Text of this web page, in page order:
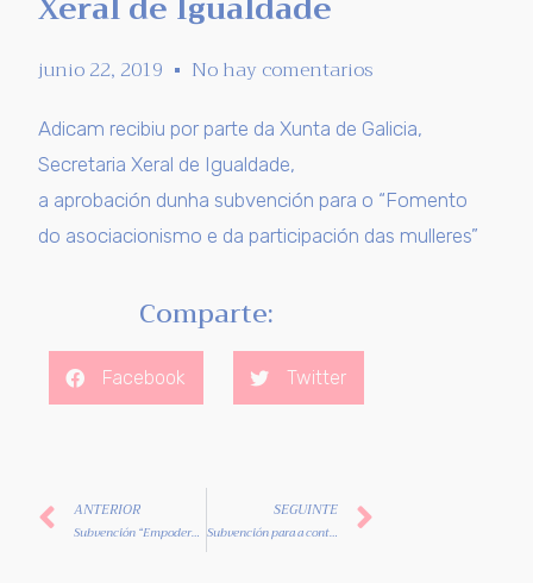
junio 22, 2019 No hay comentarios
Adicam recibiu por parte da Xunta de Galicia,
Secretaria Xeral de Igualdade,
a aprobación dunha subvención para o “Fomento
do asociacionismo e da participación das mulleres”
Comparte:
Facebook Twitter
ANTERIOR
Subvención “Empoderamento para mulleres en situación devulnerabilidade 2018” e “Fomento do asociacionismo e da participación das mulleres 2018”
SEGUINTE
Subvención para a contración dunha auxiliar adminsitrativa e dun psicólogo